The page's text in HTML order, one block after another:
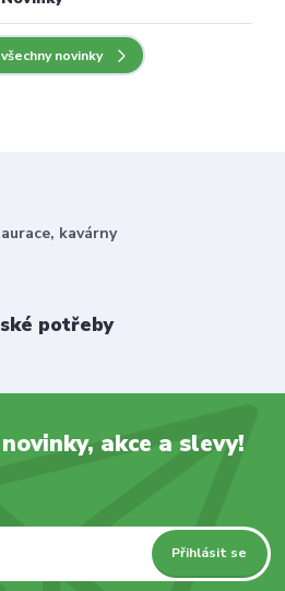
novinky
kavárny
potřeby
akce a slevy!
Přihlásit se